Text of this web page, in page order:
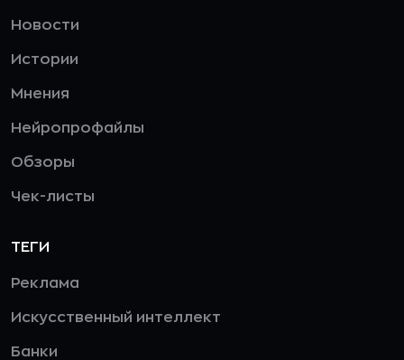
Новости
Истории
Мнения
Нейропрофайлы
Обзоры
Чек-листы
ТЕГИ
Реклама
Искусственный интеллект
Банки